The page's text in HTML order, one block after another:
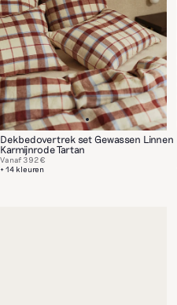
Dekbedovertrek set Gewassen Linnen
Karmijnrode Tartan
+ 14 kleuren
Vanaf 392 €